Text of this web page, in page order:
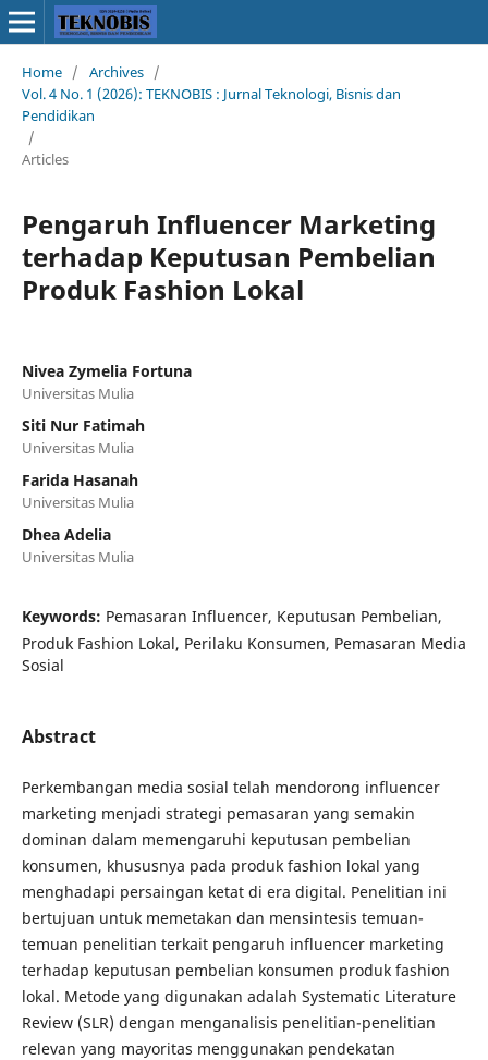
Home / Archives /
Vol. 4 No. 1 (2026): TEKNOBIS : Jurnal Teknologi, Bisnis dan
Pendidikan
/
Articles
Pengaruh Influencer Marketing
terhadap Keputusan Pembelian
Produk Fashion Lokal
Nivea Zymelia Fortuna
Universitas Mulia
Siti Nur Fatimah
Universitas Mulia
Farida Hasanah
Universitas Mulia
Dhea Adelia
Universitas Mulia
Keywords: Pemasaran Influencer, Keputusan Pembelian,
Produk Fashion Lokal, Perilaku Konsumen, Pemasaran Media
Sosial
Abstract
Perkembangan media sosial telah mendorong influencer
marketing menjadi strategi pemasaran yang semakin
dominan dalam memengaruhi keputusan pembelian
konsumen, khususnya pada produk fashion lokal yang
menghadapi persaingan ketat di era digital. Penelitian ini
bertujuan untuk memetakan dan mensintesis temuan-
temuan penelitian terkait pengaruh influencer marketing
terhadap keputusan pembelian konsumen produk fashion
lokal. Metode yang digunakan adalah Systematic Literature
Review (SLR) dengan menganalisis penelitian-penelitian
relevan yang mayoritas menggunakan pendekatan